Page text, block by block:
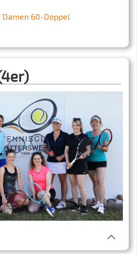
Damen 60-Doppel